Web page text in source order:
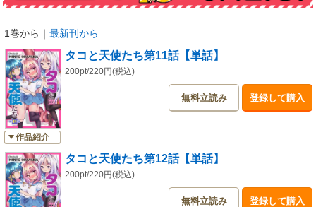
1巻から ｜ 最新刊から
作品紹介
タコと天使たち第11話【単話】
200pt/220円(税込)
無料立読み 登録して購入
タコと天使たち第12話【単話】
200pt/220円(税込)
無料立読み 登録して購入